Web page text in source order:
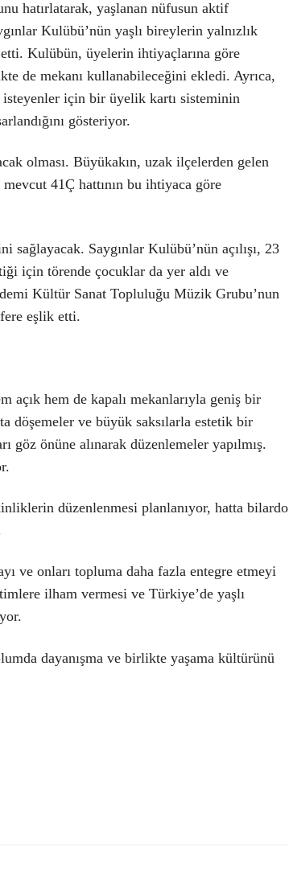
hatırlatarak, yaşlanan nüfusun aktif
Kulübü’nün yaşlı bireylerin yalnızlık
Kulübün, üyelerin ihtiyaçlarına göre
de mekanı kullanabileceğini ekledi. Ayrıca,
isteyenler için bir üyelik kartı sisteminin
gösteriyor.
olması. Büyükakın, uzak ilçelerden gelen
mevcut 41Ç hattının bu ihtiyaca göre
Saygınlar Kulübü’nün açılışı, 23
için törende çocuklar da yer aldı ve
Kültür Sanat Topluluğu Müzik Grubu’nun
eşlik etti.
açık hem de kapalı mekanlarıyla geniş bir
döşemeler ve büyük saksılarla estetik bir
göz önüne alınarak düzenlemeler yapılmış.
düzenlenmesi planlanıyor, hatta bilardo
ve onları topluma daha fazla entegre etmeyi
ilham vermesi ve Türkiye’de yaşlı
dayanışma ve birlikte yaşama kültürünü